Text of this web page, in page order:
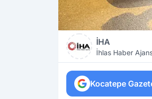
İHA
İhlas Haber
Kocatepe